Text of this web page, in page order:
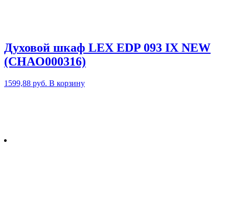
Духовой шкаф LEX EDP 093 IX NEW
(CHAO000316)
1599,88 руб. В корзину